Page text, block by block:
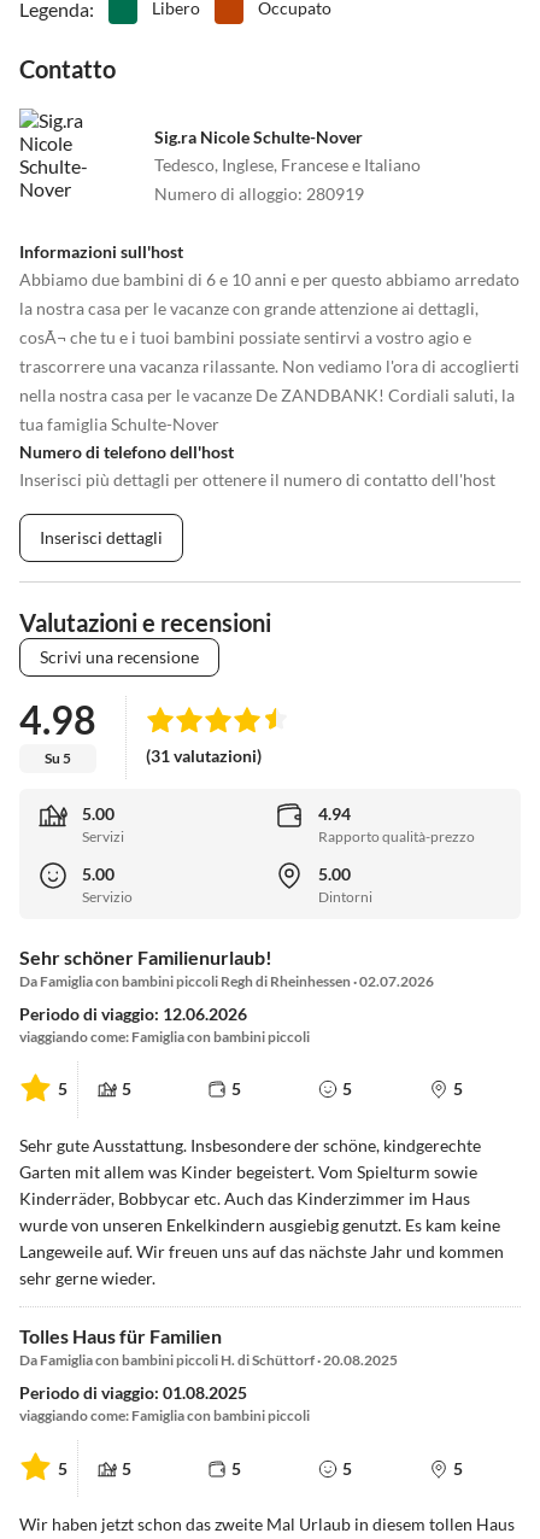
Legenda: Libero Occupato
Contatto
Sig.ra Nicole Schulte-Nover
Tedesco, Inglese, Francese e Italiano
Numero di alloggio: 280919
Informazioni sull'host
Abbiamo due bambini di 6 e 10 anni e per questo abbiamo arredato
la nostra casa per le vacanze con grande attenzione ai dettagli,
cosÃ¬ che tu e i tuoi bambini possiate sentirvi a vostro agio e
trascorrere una vacanza rilassante. Non vediamo l'ora di accoglierti
nella nostra casa per le vacanze De ZANDBANK! Cordiali saluti, la
tua famiglia Schulte-Nover
Numero di telefono dell'host
Inserisci più dettagli per ottenere il numero di contatto dell'host
Inserisci dettagli
Valutazioni e recensioni
Scrivi una recensione
4.98
Su 5 (31 valutazioni)
5.00
Servizi
4.94
Rapporto qualità-prezzo
5.00
Servizio
5.00
Dintorni
Sehr schöner Familienurlaub!
Da Famiglia con bambini piccoli Regh di Rheinhessen · 02.07.2026
Periodo di viaggio: 12.06.2026
viaggiando come: Famiglia con bambini piccoli
5 5 5 5 5
Sehr gute Ausstattung. Insbesondere der schöne, kindgerechte
Garten mit allem was Kinder begeistert. Vom Spielturm sowie
Kinderräder, Bobbycar etc. Auch das Kinderzimmer im Haus
wurde von unseren Enkelkindern ausgiebig genutzt. Es kam keine
Langeweile auf. Wir freuen uns auf das nächste Jahr und kommen
sehr gerne wieder.
Tolles Haus für Familien
Da Famiglia con bambini piccoli H. di Schüttorf · 20.08.2025
Periodo di viaggio: 01.08.2025
viaggiando come: Famiglia con bambini piccoli
5 5 5 5 5
Wir haben jetzt schon das zweite Mal Urlaub in diesem tollen Haus